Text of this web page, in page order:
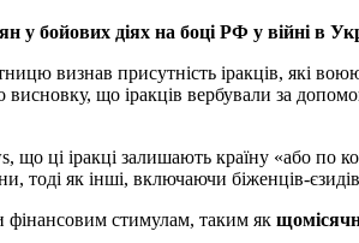
у бойових діях на боці РФ у війні в
визнав присутність іракців, які
висновку, що іракців вербували за
що ці іракці залишають країну «або
тоді як інші, включаючи біженців-
фінансовим стимулам, таким як